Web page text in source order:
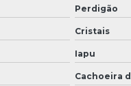
Perdigão
Cristais
Iapu
Cachoeira